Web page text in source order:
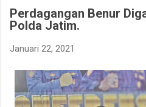
Perdagangan Benur
Polda Jatim.
Januari 22, 2021